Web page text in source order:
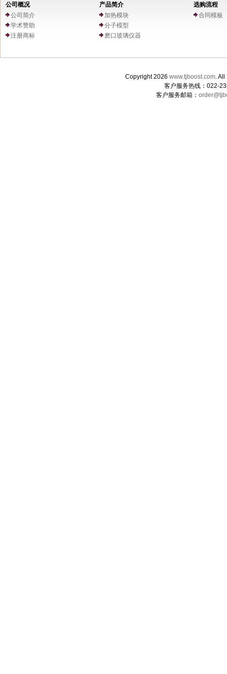
公司概况
公司简介
学术赞助
注册商标
产品简介
加热模块
分子模型
磨口玻璃仪器
选购流程
合同模板
Copyright 2026 www.tjboost.com.
客户服务热线：022-
客户服务邮箱：